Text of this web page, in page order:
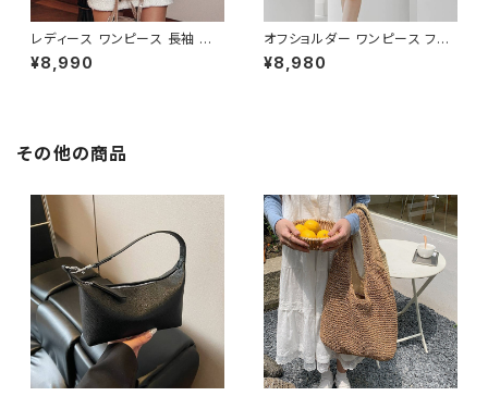
レディース ワンピース 長袖 シャ
ツワンピース ツイード切替 ミニ
ワンピース 上品 フォーマル ホ
冬 着痩せ効果 きちんと見え カ
¥8,990
オフショルダー ワンピース フラ
ワー柄 タイトワンピース ドレス
花柄ワンピ 春夏 エレガント 大
¥8,980
その他の商品